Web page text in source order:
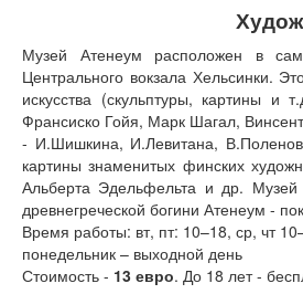
Музей Атенеум расположен в
Центрального вокзала Хельсинки.
искусства (скульптуры, картины и
Франсиско Гойя, Марк Шагал,
- И.Шишкина, И.Левитана,
картины знаменитых финских
Альберта Эдельфельта и др.
древнегреческой богини Атенеум -
Время работы: вт, пт: 10–18, ср, чт
понедельник – выходной день
Стоимость - 13 евро. До 18 лет -